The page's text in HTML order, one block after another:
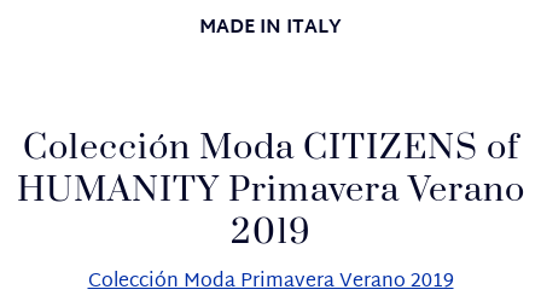
MADE IN ITALY
Colección Moda CITIZENS of
HUMANITY Primavera Verano
2019
Colección Moda Primavera Verano 2019